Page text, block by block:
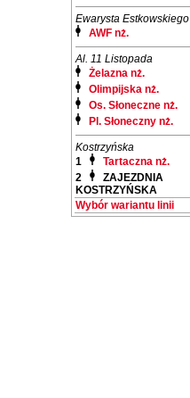
Ewarysta Estkowskiego
AWF nż.
Al. 11 Listopada
Żelazna nż.
Olimpijska nż.
Os. Słoneczne nż.
Pl. Słoneczny nż.
Kostrzyńska
1
Tartaczna nż.
2
ZAJEZDNIA
KOSTRZYŃSKA
Wybór wariantu linii